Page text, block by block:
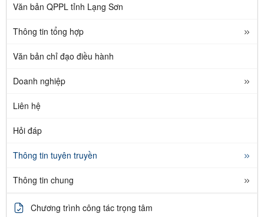
Văn bản QPPL tỉnh Lạng Sơn
Thông tin tổng hợp
Văn bản chỉ đạo điều hành
Doanh nghiệp
Liên hệ
Hỏi đáp
Thông tin tuyên truyền
Thông tin chung
Chương trình công tác trọng tâm